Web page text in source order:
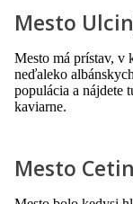
Mesto
Mesto má prístav,
neďaleko
populácia a nájdete
kaviarne.
Mesto